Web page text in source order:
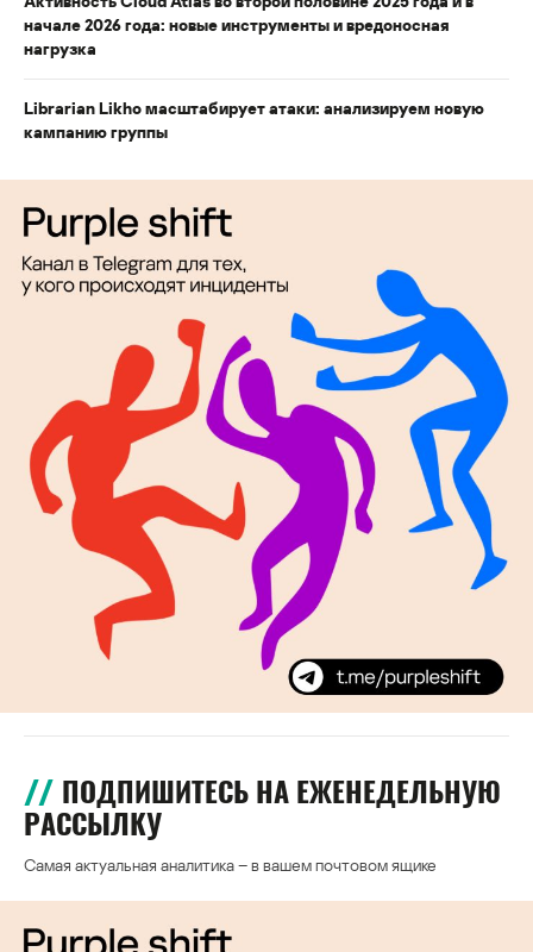
начале 2026 года: новые инструменты и вредоносная
нагрузка
Librarian Likho масштабирует атаки: анализируем новую
кампанию группы
ПОДПИШИТЕСЬ НА ЕЖЕНЕДЕЛЬНУЮ
РАССЫЛКУ
Самая актуальная аналитика – в вашем почтовом ящике